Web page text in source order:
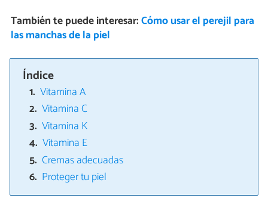
También te puede interesar:Cómo usar el perejil para
las manchas de la piel
Índice
Vitamina A
Vitamina C
Vitamina K
Vitamina E
Cremas adecuadas
Proteger tu piel